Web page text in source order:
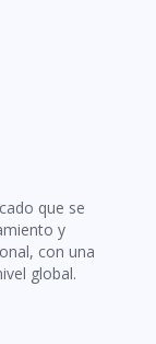
que se
y
con una
global.